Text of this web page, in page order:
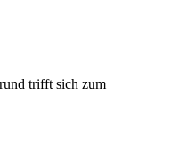
trifft sich zum